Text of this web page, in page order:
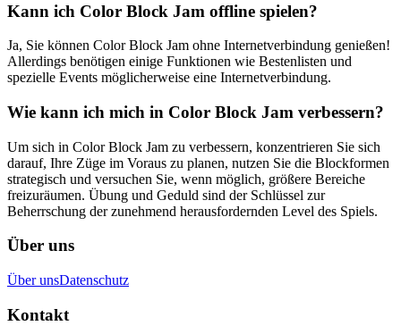
Kann ich Color Block Jam offline spielen?
Ja, Sie können Color Block Jam ohne Internetverbindung genießen!
Allerdings benötigen einige Funktionen wie Bestenlisten und
spezielle Events möglicherweise eine Internetverbindung.
Wie kann ich mich in Color Block Jam verbessern?
Um sich in Color Block Jam zu verbessern, konzentrieren Sie sich
darauf, Ihre Züge im Voraus zu planen, nutzen Sie die Blockformen
strategisch und versuchen Sie, wenn möglich, größere Bereiche
freizuräumen. Übung und Geduld sind der Schlüssel zur
Beherrschung der zunehmend herausfordernden Level des Spiels.
Über uns
Über unsDatenschutz
Kontakt